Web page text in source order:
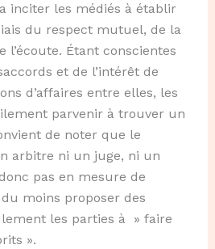
inciter les médiés à établir
du respect mutuel, de la
l’écoute. Étant conscientes
et de l’intérêt de
d’affaires entre elles, les
parvenir à trouver un
de noter que le
arbitre ni un juge, ni un
pas en mesure de
moins proposer des
les parties à » faire
».